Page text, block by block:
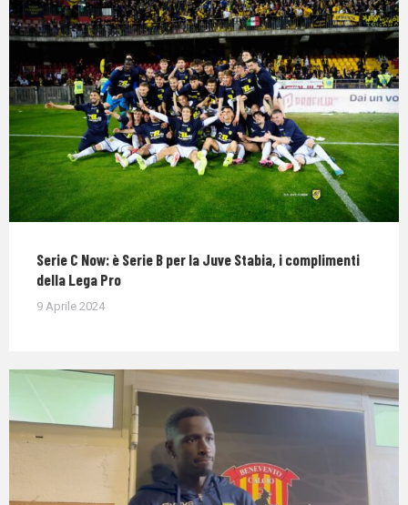
Serie C Now: è Serie B per la Juve Stabia, i complimenti
della Lega Pro
9 Aprile 2024